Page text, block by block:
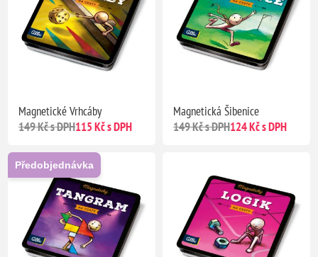
Magnetické Vrhcáby
149 Kč s DPH115 Kč s DPH
Magnetická Šibenice
149 Kč s DPH124 Kč s DPH
Předobjednávka